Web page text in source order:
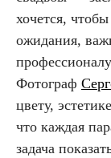
хочется,
ожидания,
Фотограф
цвету,
что каждая
задача